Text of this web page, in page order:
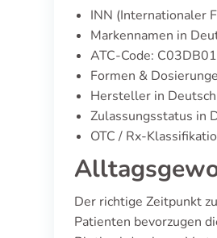
INN (Internationaler
Markennamen in
ATC-Code: C03DB01
Formen &
Hersteller in
Zulassungsstatus in
OTC / Rx-
Der richtige Zeitpunkt
Patienten bevorzugen